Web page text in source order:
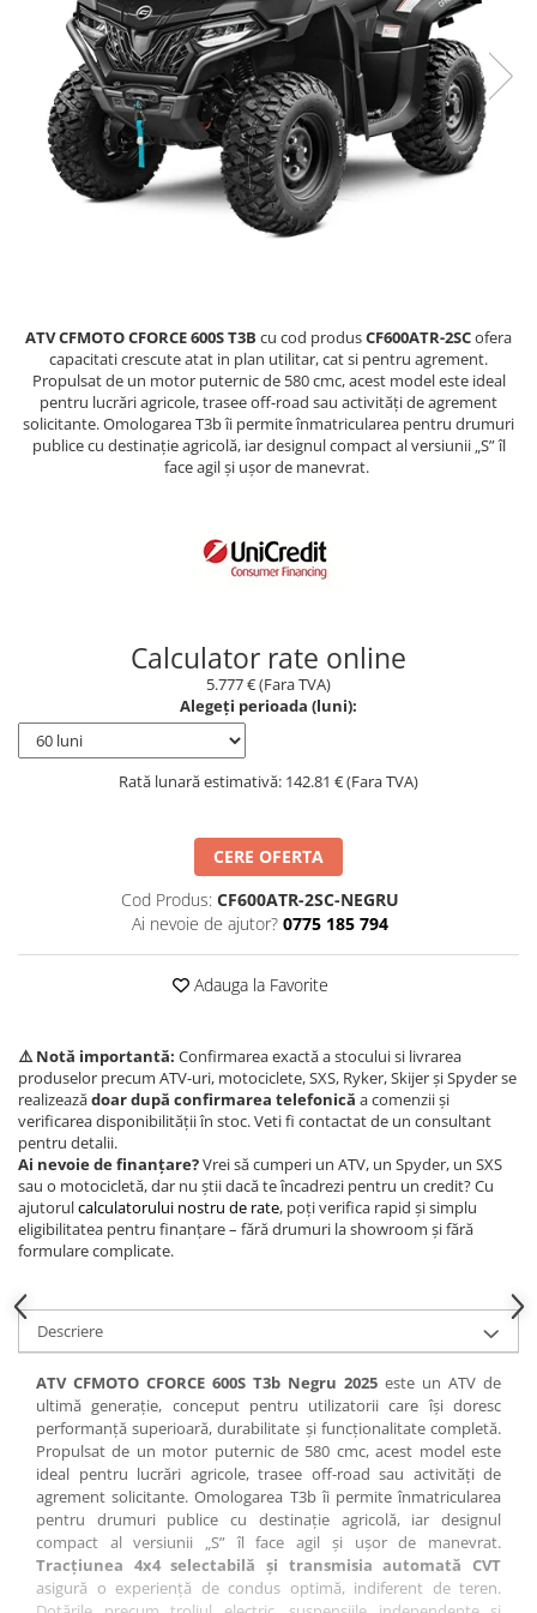
GOES MY 2026
MODEL ATV CAN-AM
Can-Am Outlander
Can-Am Renegade
CAN-AM MY 2026
Capacitate
Ochelari
Manusi
Tricouri
Pantaloni
Borseta
Armura
ECHIPAMENTE COPII
Casti
Manusi
ECHIPAMENTE SKIJET
ACCESORII MOTO
ACCESORII IARNA ATV / SSV
SUPORT SKIJET
ACCESORII ATV
ANVELOPE ATV
BULLBAR SSV
ATV CFMOTO CFORCE 600S T3B cu cod produsCF600ATR-2SCofera
capacitati crescute atat in plan utilitar, cat si pentru agrement.
Propulsat de un motor puternic de 580 cmc, acest model este ideal
pentru lucrări agricole, trasee off-road sau activități de agrement
solicitante. Omologarea T3b îi permite înmatricularea pentru drumuri
publice cu destinație agricolă, iar designul compact al versiunii „S” îl
face agil și ușor de manevrat.
Calculator rate online
5.777 € (Fara TVA)
Alegeți perioada (luni):
Rată lunară estimativă: 142.81 € (Fara TVA)
CERE OFERTA
Cod Produs: CF600ATR-2SC-NEGRU
Ai nevoie de ajutor? 0775 185 794
Adauga la Favorite
⚠️ Notă importantă: Confirmarea exactă a stocului si livrarea
produselor precum ATV-uri, motociclete, SXS, Ryker, Skijer și Spyder se
realizeazădoar după confirmarea telefonică a comenzii și
verificarea disponibilității în stoc. Veti fi contactat de un consultant
pentru detalii.
Ai nevoie de finanțare?Vrei să cumperi un ATV, un Spyder, un SXS
sau o motocicletă, dar nu știi dacă te încadrezi pentru un credit? Cu
ajutorulcalculatorului nostru de rate, poți verifica rapid și simplu
eligibilitatea pentru finanțare – fără drumuri la showroom și fără
formulare complicate.
Descriere
ATV CFMOTO CFORCE 600S T3b Negru 2025 este un ATV de
ultimă generație, conceput pentru utilizatorii care își doresc
performanță superioară, durabilitate și funcționalitate completă.
Propulsat de un motor puternic de 580 cmc, acest model este
ideal pentru lucrări agricole, trasee off-road sau activități de
agrement solicitante. Omologarea T3b îi permite înmatricularea
pentru drumuri publice cu destinație agricolă, iar designul
compact al versiunii „S” îl face agil și ușor de manevrat.
Tracțiunea 4x4 selectabilă și transmisia automată CVT
asigură o experiență de condus optimă, indiferent de teren.